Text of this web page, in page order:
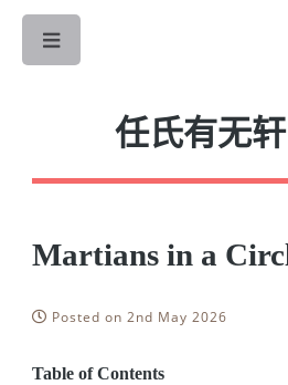
任氏有无
Martians in a
Posted on 2nd May 2026
Table of Contents